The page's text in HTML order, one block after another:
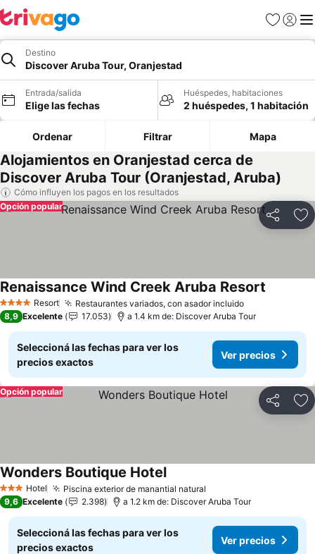
Favoritos
Iniciar
Destino
Discover Aruba Tour, Oranjestad
Entrada/salida
Elige las fechas
Huéspedes, habitaciones
2 huéspedes, 1 habitación
Ordenar Filtrar Mapa
Alojamientos en Oranjestad cerca de
Discover Aruba Tour (Oranjestad, Aruba)
Cómo influyen los pagos en los resultados
Compartir
Opción popular
4 EstrellasResort Restaurantes variados, con asador incluido
Renaissance Wind Creek Aruba Resort
8,9 Excelente 17.053 a 1.4 km de: Discover Aruba Tour
Seleccioná las fechas para ver los
precios exactos
Ver precios
Compartir
Opción popular
3 Estrellas
Hotel Piscina exterior de manantial natural
Wonders Boutique Hotel
9,6 Excelente 2.398 a 1.2 km de: Discover Aruba Tour
Seleccioná las fechas para ver los
precios exactos
Ver precios